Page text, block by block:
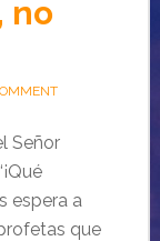
no
Señor
espera a
que